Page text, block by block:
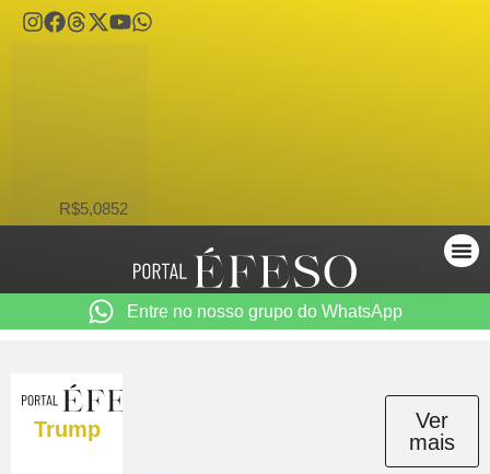
R$5,0852
Entre no nosso grupo do WhatsApp
Trump
Ver
mais